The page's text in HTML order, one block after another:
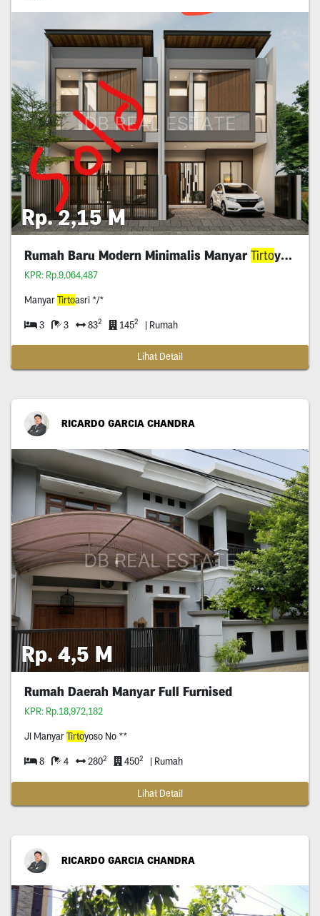
Rp. 2,15 M
Rumah Baru Modern Minimalis ManyarTirtoyoso
KPR: Rp.9,064,487
ManyarTirtoasri */*
3 3 832 1452 | Rumah
Lihat Detail
RICARDO GARCIA CHANDRA
Rp. 4,5 M
Rumah Daerah Manyar Full Furnised
KPR: Rp.18,972,182
Jl ManyarTirtoyoso No **
8 4 2802 4502 | Rumah
Lihat Detail
RICARDO GARCIA CHANDRA